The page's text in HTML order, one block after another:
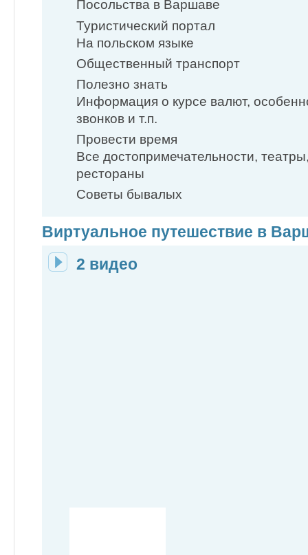
Посольства в Варшаве
Туристический портал
На польском языке
Общественный транспорт
Полезно знать
Информация о курсе валют,
звонков и т.п.
Провести время
Все достопримечательности,
рестораны
Советы бывалых
Виртуальное путешествие в
2 видео